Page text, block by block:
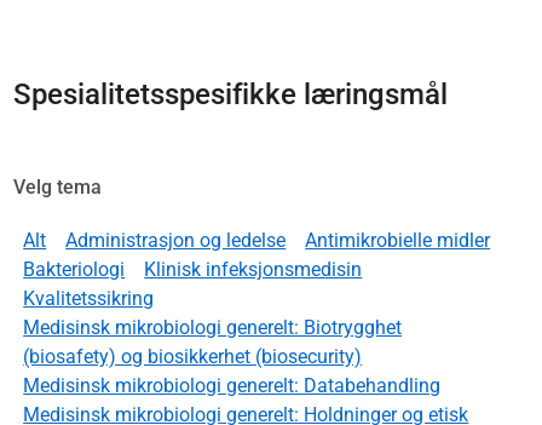
Spesialitetsspesifikke læringsmål
Velg tema
Alt Administrasjon og ledelse
Antimikrobielle midler
Bakteriologi
Klinisk infeksjonsmedisin
Kvalitetssikring
Medisinsk mikrobiologi generelt: Biotrygghet
(biosafety) og biosikkerhet (biosecurity)
Medisinsk mikrobiologi generelt: Databehandling
Medisinsk mikrobiologi generelt: Holdninger og etisk